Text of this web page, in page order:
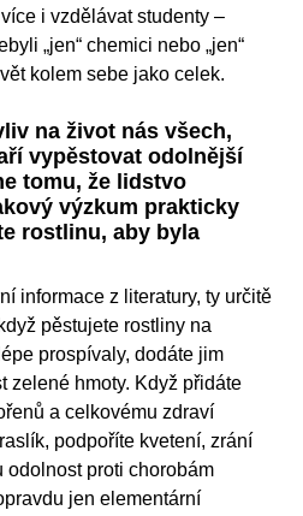
i vzdělávat studenty –
„jen“ chemici nebo „jen“
kolem sebe jako celek.
na život nás všech,
vypěstovat odolnější
tomu, že lidstvo
výzkum prakticky
rostlinu, aby byla
informace z literatury, ty určitě
pěstujete rostliny na
prospívaly, dodáte jim
zelené hmoty. Když přidáte
a celkovému zdraví
podpoříte kvetení, zrání
odolnost proti chorobám
jen elementární